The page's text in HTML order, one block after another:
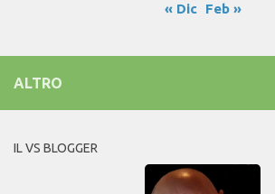
« Dic
Feb »
ALTRO
IL VS BLOGGER